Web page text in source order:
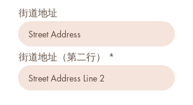
街道地址
街道地址（第二行）